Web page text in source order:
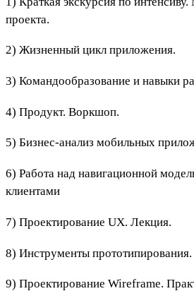
проекта.
2) Жизненный цикл приложения.
3) Командообразование и навыки
4) Продукт. Воркшоп.
5) Бизнес-анализ мобильных
6) Работа над навигационной
клиентами
7) Проектирование UX. Лекция.
8) Инструменты прототипирования.
9) Проектирование Wireframe.